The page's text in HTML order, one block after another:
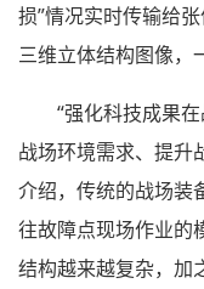
损”情况实时传输给
三维立体结构图像，
“强化科技成果
战场环境需求、提升
介绍，传统的战场装
往故障点现场作业的
结构越来越复杂，加